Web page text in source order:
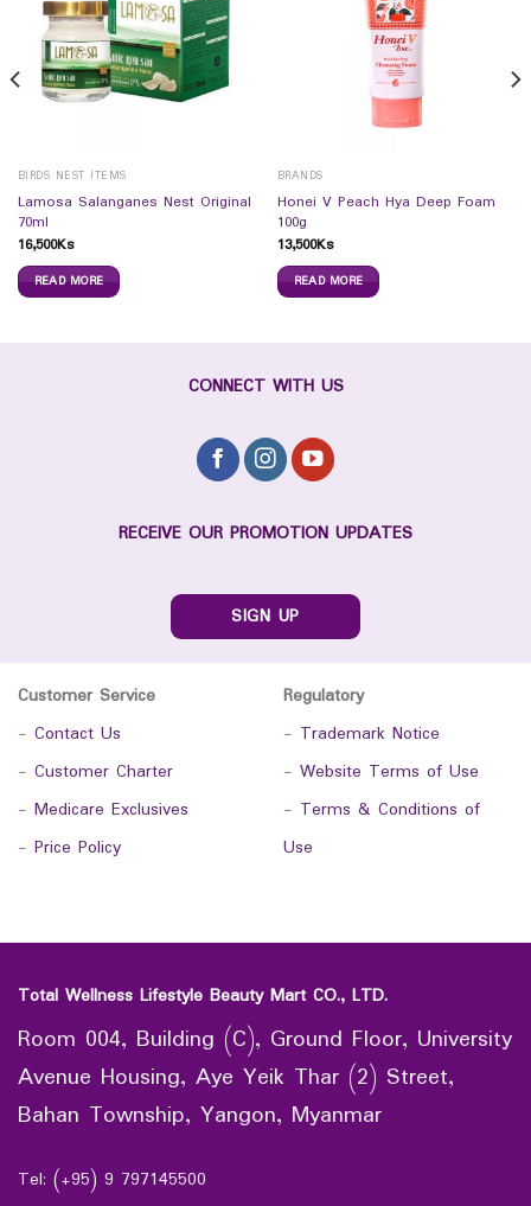
BIRDS NEST ITEMS
Lamosa Salanganes Nest Original
70ml
16,500Ks
READ MORE
BRANDS
Honei V Peach Hya Deep Foam
100g
13,500Ks
READ MORE
CONNECT WITH US
RECEIVE OUR PROMOTION UPDATES
SIGN UP
Customer Service
- Contact Us
- Customer Charter
- Medicare Exclusives
- Price Policy
Regulatory
- Trademark Notice
- Website Terms of Use
- Terms & Conditions of
Use
Total Wellness Lifestyle Beauty Mart CO., LTD.
Room 004, Building (C), Ground Floor, University
Avenue Housing, Aye Yeik Thar (2) Street,
Bahan Township, Yangon, Myanmar
Tel: (+95) 9 797145500